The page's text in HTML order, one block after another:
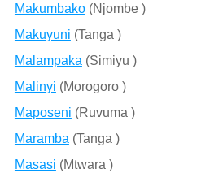
Makumbako(Njombe )
Makuyuni (Tanga )
Malampaka (Simiyu )
Malinyi (Morogoro )
Maposeni (Ruvuma )
Maramba (Tanga )
Masasi (Mtwara )